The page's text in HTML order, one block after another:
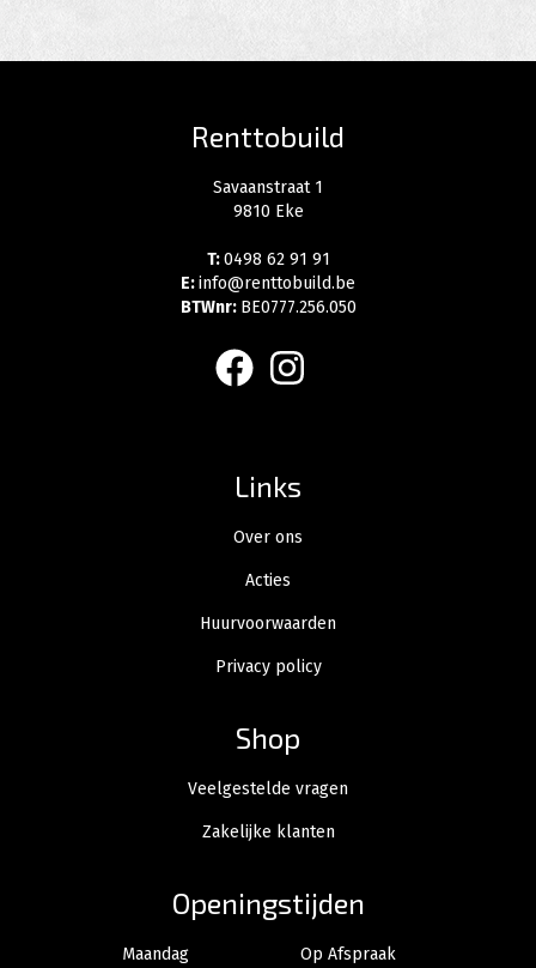
Renttobuild
Savaanstraat 1
9810 Eke
T:0498 62 91 91
E:info@renttobuild.be
BTWnr: BE0777.256.050
Links
Over ons
Acties
Huurvoorwaarden
Privacy policy
Shop
Veelgestelde vragen
Zakelijke klanten
Openingstijden
Maandag Op Afspraak